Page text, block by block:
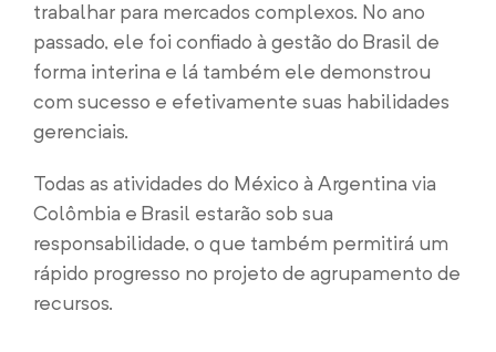
trabalhar para mercados complexos. No ano
passado, ele foi confiado à gestão do Brasil de
forma interina e lá também ele demonstrou
com sucesso e efetivamente suas habilidades
gerenciais.
Todas as atividades do México à Argentina via
Colômbia e Brasil estarão sob sua
responsabilidade, o que também permitirá um
rápido progresso no projeto de agrupamento de
recursos.